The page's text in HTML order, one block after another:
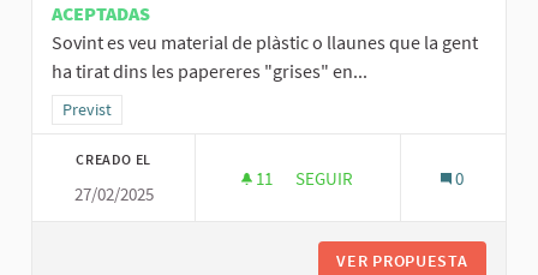
ACEPTADAS
Sovint es veu material de plàstic o llaunes que la gent
ha tirat dins les papereres "grises" en...
Resultados al filtrar por la categoría: Previst
Previst
CREADO EL
27/02/2025
11 11 SEGUIDORAS
SEGUIR 0
VER PROPUESTA